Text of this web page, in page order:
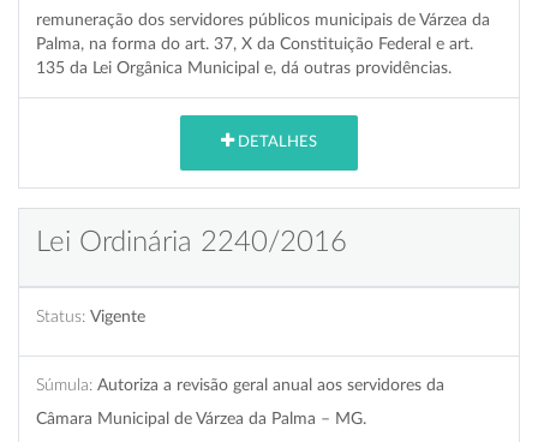
remuneração dos servidores públicos municipais de Várzea da
Palma, na forma do art. 37, X da Constituição Federal e art.
135 da Lei Orgânica Municipal e, dá outras providências.
DETALHES
Lei Ordinária 2240/2016
Status: Vigente
Súmula: Autoriza a revisão geral anual aos servidores da
Câmara Municipal de Várzea da Palma – MG.